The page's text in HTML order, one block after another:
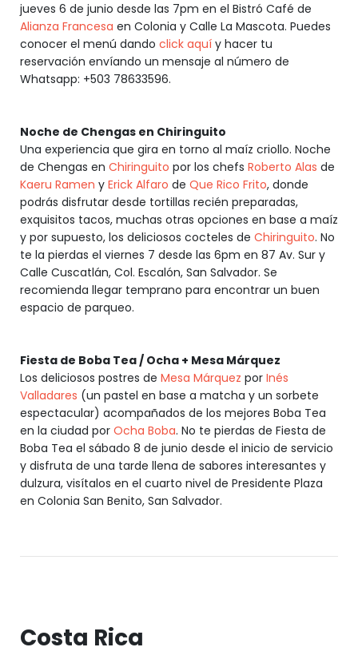
jueves 6 de junio desde las 7pm en el Bistró Café de
Alianza Francesa en Colonia y Calle La Mascota. Puedes
conocer el menú dando click aquí y hacer tu
reservación envíando un mensaje al número de
Whatsapp: +503 78633596.
Noche de Chengas en Chiringuito
Una experiencia que gira en torno al maíz criollo. Noche
de Chengas en Chiringuito por los chefs Roberto Alas de
Kaeru Ramen y Erick Alfaro de Que Rico Frito, donde
podrás disfrutar desde tortillas recién preparadas,
exquisitos tacos, muchas otras opciones en base a maíz
y por supuesto, los deliciosos cocteles de Chiringuito. No
te la pierdas el viernes 7 desde las 6pm en 87 Av. Sur y
Calle Cuscatlán, Col. Escalón, San Salvador. Se
recomienda llegar temprano para encontrar un buen
espacio de parqueo.
Fiesta de Boba Tea / Ocha + Mesa Márquez
Los deliciosos postres de Mesa Márquez por Inés
Valladares (un pastel en base a matcha y un sorbete
espectacular) acompañados de los mejores Boba Tea
en la ciudad por Ocha Boba. No te pierdas de Fiesta de
Boba Tea el sábado 8 de junio desde el inicio de servicio
y disfruta de una tarde llena de sabores interesantes y
dulzura, visítalos en el cuarto nivel de Presidente Plaza
en Colonia San Benito, San Salvador.
Costa Rica